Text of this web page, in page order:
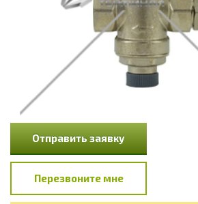
Отправить заявку
Перезвоните мне